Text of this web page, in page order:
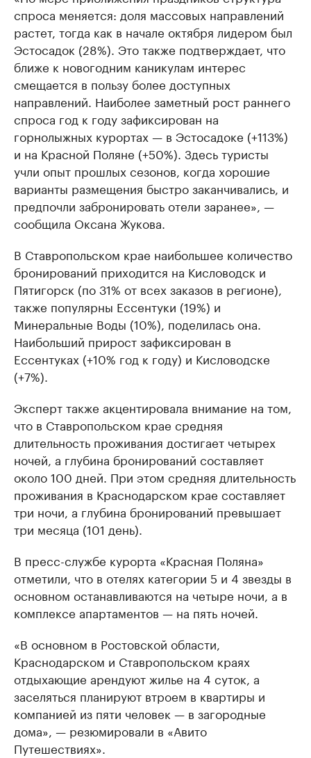
спроса меняется: доля массовых направлений
растет, тогда как в начале октября лидером был
Эстосадок (28%). Это также подтверждает, что
ближе к новогодним каникулам интерес
смещается в пользу более доступных
направлений. Наиболее заметный рост раннего
спроса год к году зафиксирован на
горнолыжных курортах — в Эстосадоке (+113%)
и на Красной Поляне (+50%). Здесь туристы
учли опыт прошлых сезонов, когда хорошие
варианты размещения быстро заканчивались, и
предпочли забронировать отели заранее», —
сообщила Оксана Жукова.
В Ставропольском крае наибольшее количество
бронирований приходится на Кисловодск и
Пятигорск (по 31% от всех заказов в регионе),
также популярны Ессентуки (19%) и
Минеральные Воды (10%), поделилась она.
Наибольший прирост зафиксирован в
Ессентуках (+10% год к году) и Кисловодске
(+7%).
Эксперт также акцентировала внимание на том,
что в Ставропольском крае средняя
длительность проживания достигает четырех
ночей, а глубина бронирований составляет
около 100 дней. При этом средняя длительность
проживания в Краснодарском крае составляет
три ночи, а глубина бронирований превышает
три месяца (101 день).
В пресс-службе курорта «Красная Поляна»
отметили, что в отелях категории 5 и 4 звезды в
основном останавливаются на четыре ночи, а в
комплексе апартаментов — на пять ночей.
«В основном в Ростовской области,
Краснодарском и Ставропольском краях
отдыхающие арендуют жилье на 4 суток, а
заселяться планируют втроем в квартиры и
компанией из пяти человек — в загородные
дома», — резюмировали в «Авито
Путешествиях».